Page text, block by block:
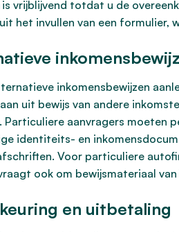
is vrijblijvend totdat u de
het invullen van een formulier,
inkomensbewijzen
uit bewijs van andere
Particuliere aanvragers moeten
identiteits- en
Voor particuliere
ook om bewijsmateriaal van
en uitbetaling